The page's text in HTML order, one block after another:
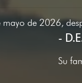
de 2026,
-
Su